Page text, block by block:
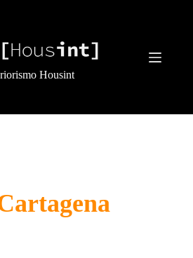
Housint